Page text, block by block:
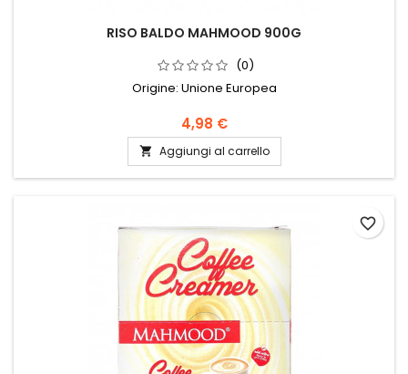
RISO BALDO MAHMOOD 900G
(0)
Origine: Unione Europea
4,98 €
 Aggiungi al carrello
favorite_border